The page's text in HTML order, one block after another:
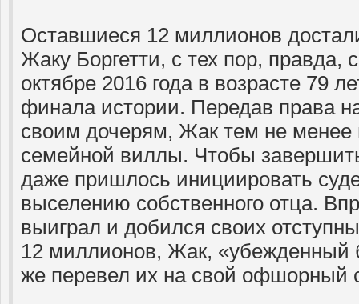
Оставшиеся 12 миллионов
Жаку Боргетти, с тех пор, правда,
октябре 2016 года в возрасте 79
финала истории. Передав права
своим дочерям, Жак тем не менее
семейной виллы. Чтобы
даже пришлось инициировать
выселению собственного отца.
выиграл и добился своих
12 миллионов, Жак, «убежденный
же перевел их на свой офшорный